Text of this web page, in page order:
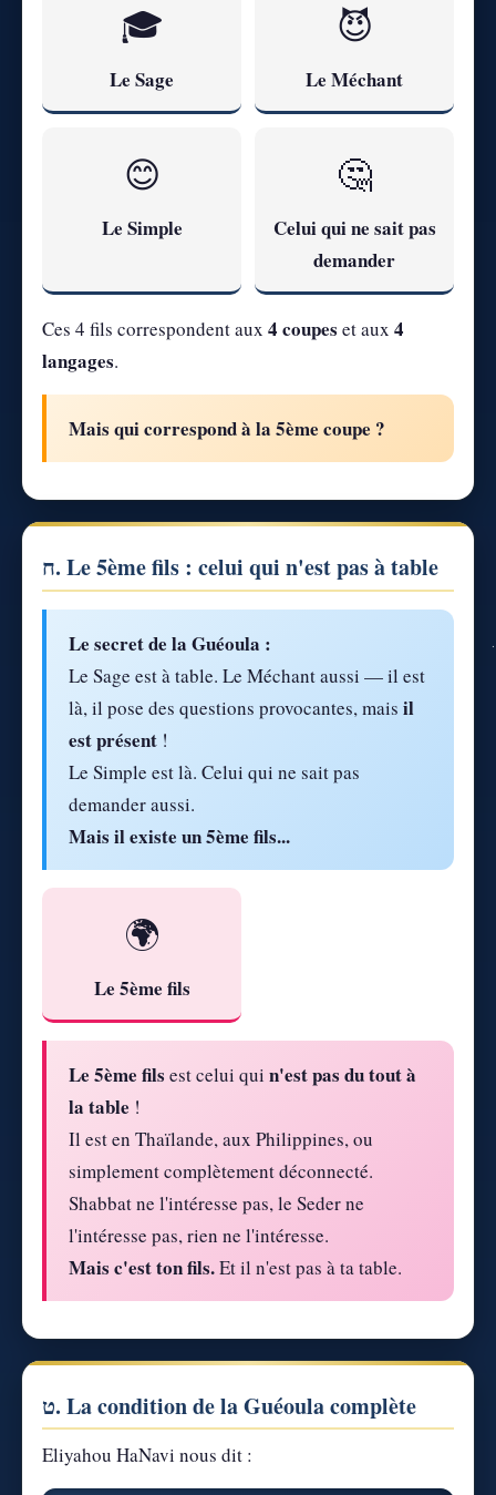
🎓
Le Sage
😈
Le Méchant
😊
Le Simple
🤔
Celui qui ne sait pas
demander
Ces 4 fils correspondent aux 4 coupes et aux 4
langages.
Mais qui correspond à la 5ème coupe ?
ח. Le 5ème fils : celui qui n'est pas à table
Le secret de la Guéoula :
Le Sage est à table. Le Méchant aussi — il est
là, il pose des questions provocantes, mais il
est présent !
Le Simple est là. Celui qui ne sait pas
demander aussi.
Mais il existe un 5ème fils...
🌍
Le 5ème fils
Le 5ème fils est celui qui n'est pas du tout à
la table !
Il est en Thaïlande, aux Philippines, ou
simplement complètement déconnecté.
Shabbat ne l'intéresse pas, le Seder ne
l'intéresse pas, rien ne l'intéresse.
Mais c'est ton fils.Et il n'est pas à ta table.
ט. La condition de la Guéoula complète
Eliyahou HaNavi nous dit :